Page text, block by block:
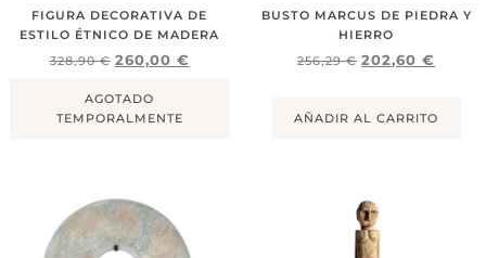
FIGURA DECORATIVA DE
ESTILO ÉTNICO DE MADERA
328,90€ 260,00 €
AGOTADO
TEMPORALMENTE
BUSTO MARCUS DE PIEDRA Y
HIERRO
256,29€ 202,60€
AÑADIR AL CARRITO